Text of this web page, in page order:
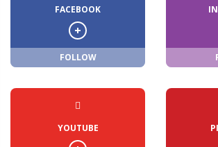
FACEBOOK
FOLLOW
YOUTUBE